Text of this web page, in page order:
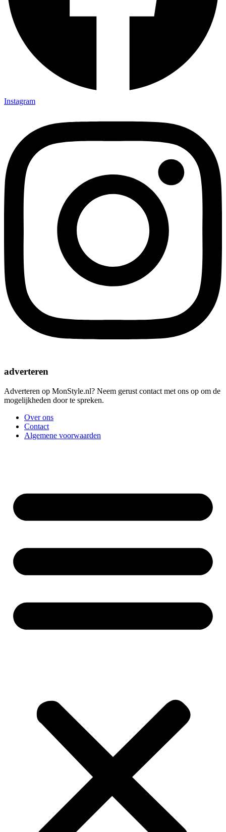
Instagram
adverteren
Adverteren op MonStyle.nl? Neem gerust contact met ons op om de
mogelijkheden door te spreken.
Over ons
Contact
Algemene voorwaarden